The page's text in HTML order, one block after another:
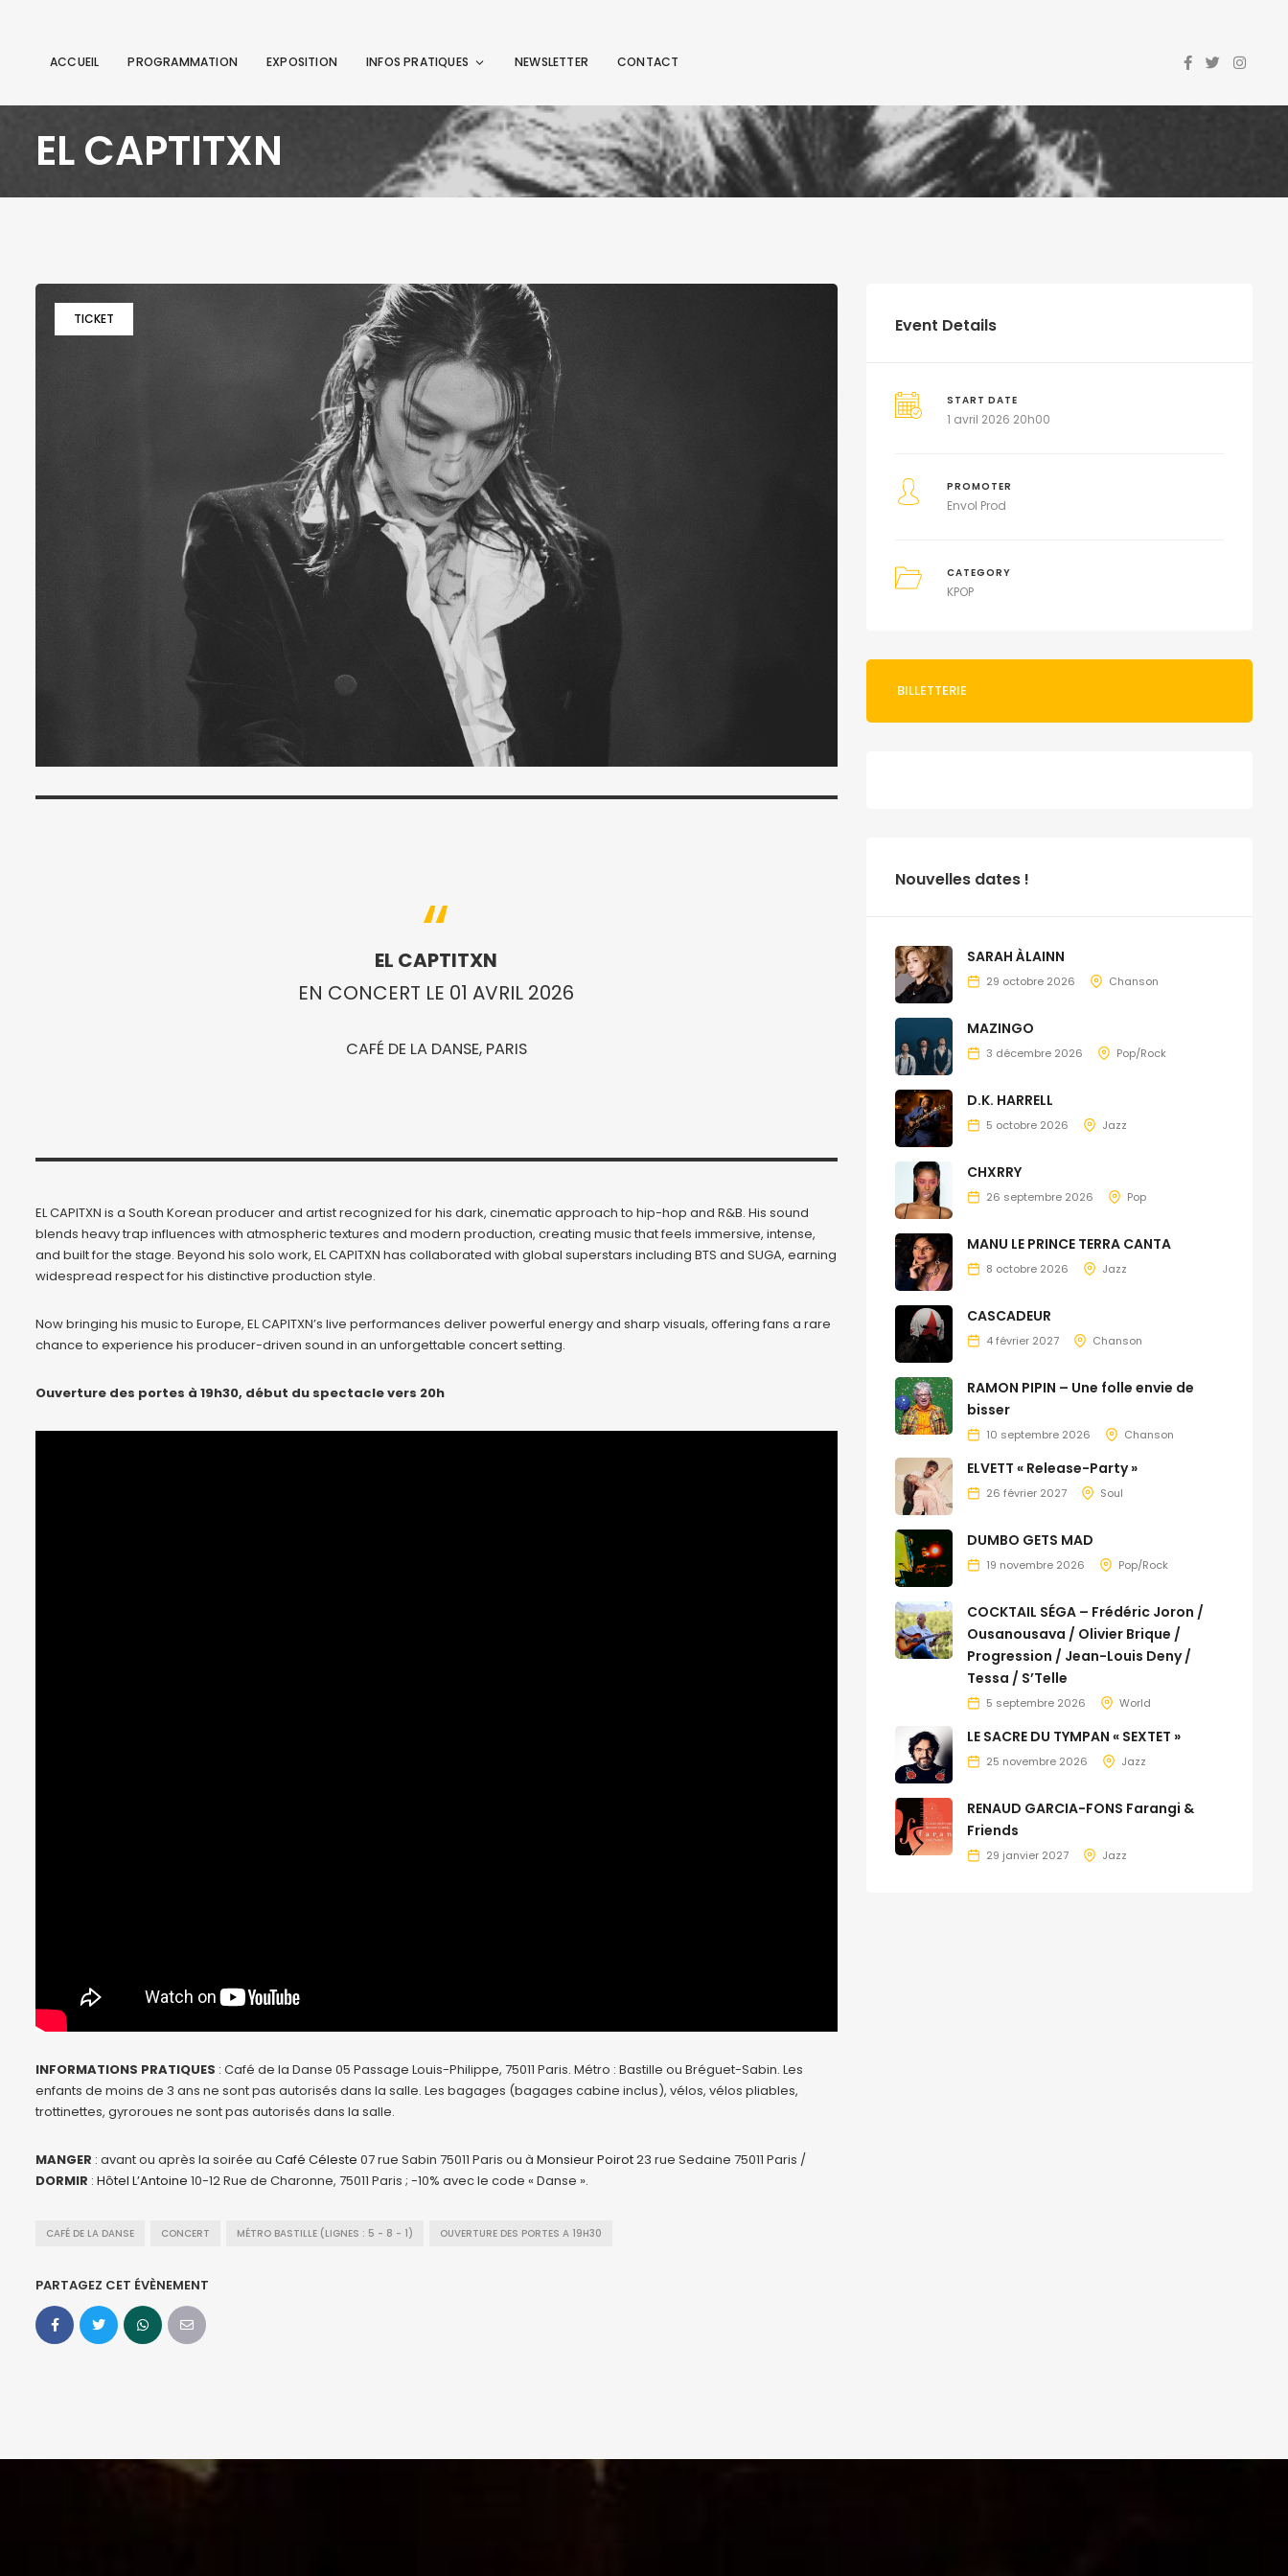
ACCUEIL PROGRAMMATION EXPOSITION INFOS PRATIQUES NEWSLETTER CONTACT
EL CAPTITXN
TICKET
EL CAPTITXN
EN CONCERT LE 01 AVRIL 2026
CAFÉ DE LA DANSE, PARIS
EL CAPITXN is a South Korean producer and artist recognized for his dark, cinematic approach to hip-hop and R&B. His sound
blends heavy trap influences with atmospheric textures and modern production, creating music that feels immersive, intense,
and built for the stage. Beyond his solo work, EL CAPITXN has collaborated with global superstars including BTS and SUGA, earning
widespread respect for his distinctive production style.
Now bringing his music to Europe, EL CAPITXN’s live performances deliver powerful energy and sharp visuals, offering fans a rare
chance to experience his producer-driven sound in an unforgettable concert setting.
Ouverture des portes à 19h30, début du spectacle vers 20h
INFORMATIONS PRATIQUES : Café de la Danse 05 Passage Louis-Philippe, 75011 Paris. Métro : Bastille ou Bréguet-Sabin. Les
enfants de moins de 3 ans ne sont pas autorisés dans la salle. Les bagages (bagages cabine inclus), vélos, vélos pliables,
trottinettes, gyroroues ne sont pas autorisés dans la salle.
MANGER : avant ou après la soirée au Café Céleste 07 rue Sabin 75011 Paris ou à Monsieur Poirot23 rue Sedaine 75011 Paris /
DORMIR : Hôtel L’Antoine 10-12 Rue de Charonne, 75011 Paris ; -10% avec le code « Danse ».
CAFÉ DE LA DANSE CONCERT MÉTRO BASTILLE (LIGNES : 5 - 8 - 1) OUVERTURE DES PORTES A 19H30
PARTAGEZ CET ÉVÈNEMENT
Event Details
START DATE
1 avril 2026 20h00
PROMOTER
Envol Prod
CATEGORY
KPOP
BILLETTERIE
Nouvelles dates !
SARAH ÀLAINN
29 octobre 2026 Chanson
MAZINGO
3 décembre 2026 Pop/Rock
D.K. HARRELL
5 octobre 2026 Jazz
CHXRRY
26 septembre 2026 Pop
MANU LE PRINCE TERRA CANTA
8 octobre 2026 Jazz
CASCADEUR
4 février 2027 Chanson
RAMON PIPIN – Une folle envie de
bisser
10 septembre 2026 Chanson
ELVETT « Release-Party »
26 février 2027 Soul
DUMBO GETS MAD
19 novembre 2026 Pop/Rock
COCKTAIL SÉGA – Frédéric Joron /
Ousanousava / Olivier Brique /
Progression / Jean-Louis Deny /
Tessa / S’Telle
5 septembre 2026 World
LE SACRE DU TYMPAN « SEXTET »
25 novembre 2026 Jazz
RENAUD GARCIA-FONS Farangi &
Friends
29 janvier 2027 Jazz